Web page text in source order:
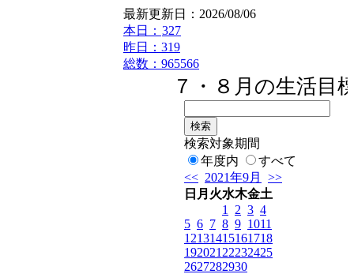
最新更新日：2026/08/06
本日： 327
昨日：319
総数：965566
７・８月の生活目
検索対象期間
年度内
すべて
<< 2021年9月
>>
日 月 火水木金土
1
2 3 4
5 6 7 8 9 1011
12131415161718
192021 22232425
2627282930